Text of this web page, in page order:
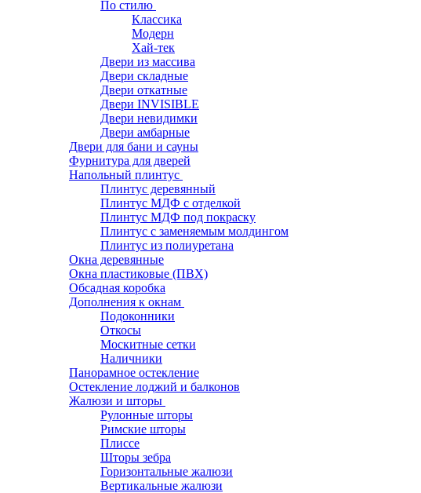
По стилю
Классика
Модерн
Хай-тек
Двери из массива
Двери складные
Двери откатные
Двери INVISIBLE
Двери невидимки
Двери амбарные
Двери для бани и сауны
Фурнитура для дверей
Напольный плинтус
Плинтус деревянный
Плинтус МДФ с отделкой
Плинтус МДФ под покраску
Плинтус с заменяемым молдингом
Плинтус из полиуретана
Окна деревянные
Окна пластиковые (ПВХ)
Обсадная коробка
Дополнения к окнам
Подоконники
Откосы
Москитные сетки
Наличники
Панорамное остекление
Остекление лоджий и балконов
Жалюзи и шторы
Рулонные шторы
Римские шторы
Плиссе
Шторы зебра
Горизонтальные жалюзи
Вертикальные жалюзи